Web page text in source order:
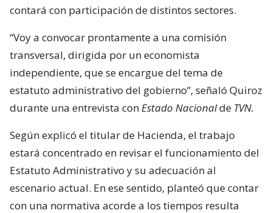
contará con participación de distintos sectores.
“Voy a convocar prontamente a una comisión
transversal, dirigida por un economista
independiente, que se encargue del tema de
estatuto administrativo del gobierno”, señaló Quiroz
durante una entrevista con Estado Nacionalde TVN.
Según explicó el titular de Hacienda, el trabajo
estará concentrado en revisar el funcionamiento del
Estatuto Administrativo y su adecuación al
escenario actual. En ese sentido, planteó que contar
con una normativa acorde a los tiempos resulta